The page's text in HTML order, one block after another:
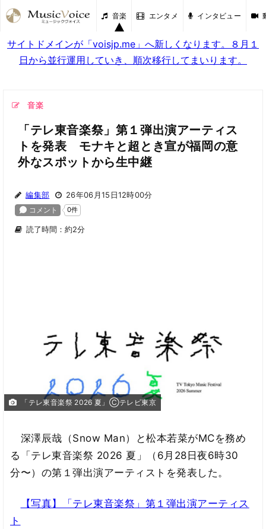
音楽 エンタメ インタビュー
サイトドメインが「voisjp.me」へ新しくなります。８月１
日から並行運用していき、順次移行してまいります。
音楽
「テレ東音楽祭」第１弾出演アーティス
トを発表 モナキと超とき宣が福岡の意
外なスポットから生中継
編集部 26年06月15日12時00分
読了時間：約2分
「テレ東音楽祭 2026 夏」Ⓒテレビ東京
深澤辰哉（Snow Man）と松本若菜がMCを務め
る「テレ東音楽祭 2026 夏」（6月28日夜6時30
分〜）の第１弾出演アーティストを発表した。
【写真】「テレ東音楽祭」第１弾出演アーティス
ト